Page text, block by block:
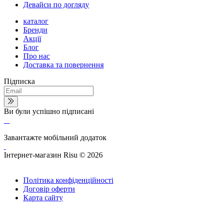
Девайси по догляду
каталог
Бренди
Акції
Блог
Про нас
Доставка та повернення
Підписка
Ви були успішно підписані
Завантажте мобільний додаток
Інтернет-магазин Risu © 2026
Політика конфіденційності
Договір оферти
Карта сайту